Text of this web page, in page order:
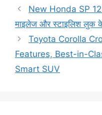
New Honda SP
माइलेज और स्टाइलिश लुक
Toyota Corolla
Features, Best-in-
Smart SUV